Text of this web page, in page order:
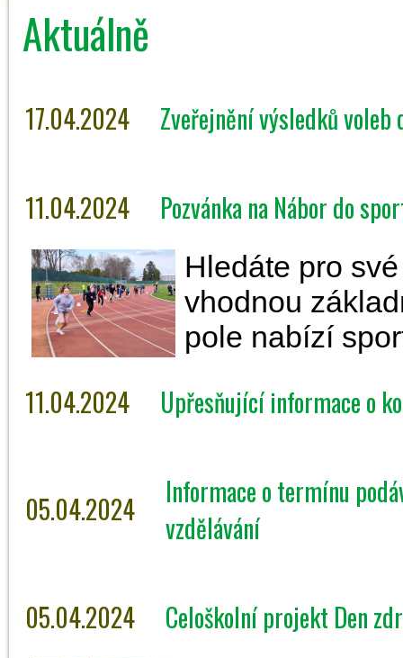
Aktuálně
17.04.2024 Zveřejnění výsledků voleb
11.04.2024 Pozvánka na Nábor do
Hledáte pro
vhodnou
pole nabízí
11.04.2024 Upřesňující informace o
05.04.2024
Informace o termínu
vzdělávání
05.04.2024 Celoškolní projekt Den